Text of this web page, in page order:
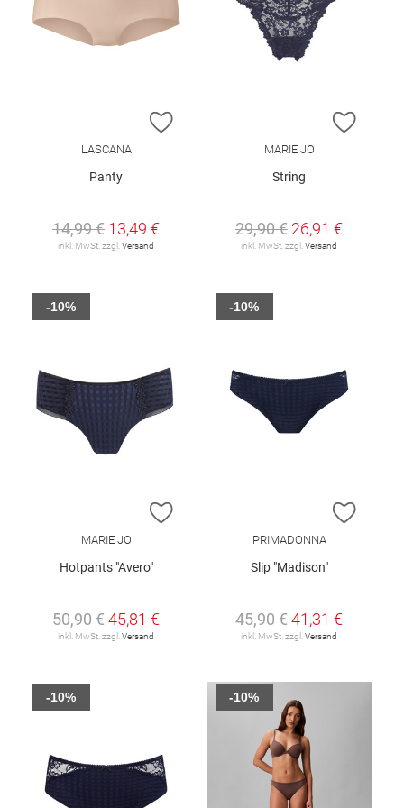
ZUR WUNSCHLISTE HINZUFÜGEN
LASCANA
Panty
14,99 € 13,49 €
inkl. MwSt. zzgl.Versand
ZUR
MARIE JO
String
29,90 € 26,91 €
inkl. MwSt. zzgl.Versand
ZUR WUNSCHLISTE HINZUFÜGEN
MARIE JO
Hotpants "Avero"
50,90 €45,81 €
inkl. MwSt. zzgl.Versand
-10%
ZUR
PRIMADONNA
Slip "Madison"
45,90 €41,31 €
inkl. MwSt. zzgl.Versand
-10%
-10% -10%